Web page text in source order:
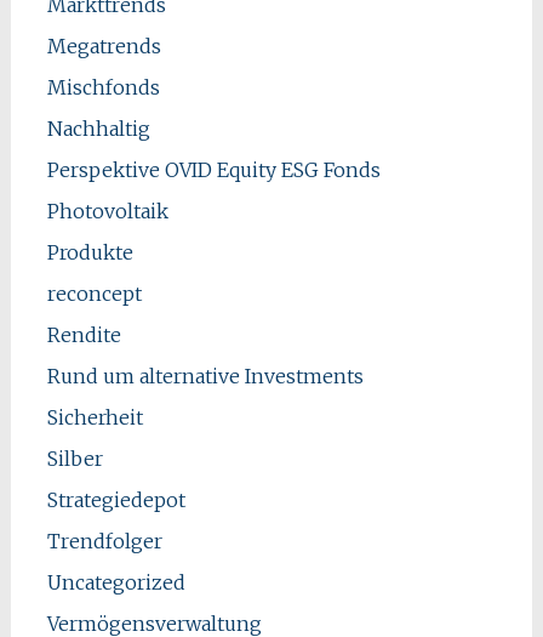
Megatrends
Mischfonds
Nachhaltig
Perspektive OVID Equity ESG Fonds
Photovoltaik
Produkte
reconcept
Rendite
Rund um alternative Investments
Sicherheit
Silber
Strategiedepot
Trendfolger
Uncategorized
Vermögensverwaltung